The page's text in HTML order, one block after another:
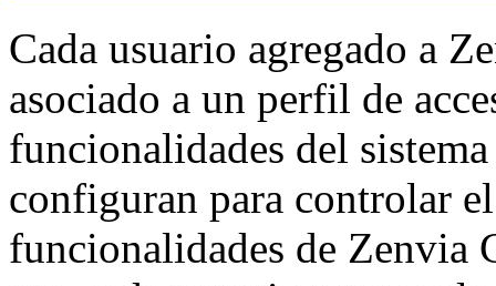
Cada usuario agregado a
asociado a un perfil de
funcionalidades del
configuran para controlar
funcionalidades de Zenvia